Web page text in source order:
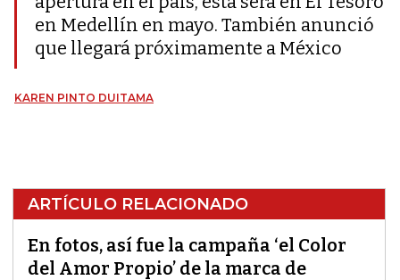
en Medellín en mayo. También anunció
que llegará próximamente a México
KAREN PINTO DUITAMA
ARTÍCULO RELACIONADO
En fotos, así fue la campaña ‘el Color
del Amor Propio’ de la marca de